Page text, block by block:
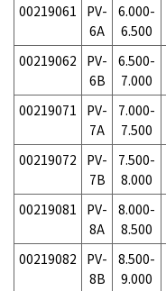
00219061
PV-
6A
6.000-
6.500
00219062
PV-
6B
6.500-
7.000
00219071
PV-
7A
7.000-
7.500
00219072
PV-
7B
7.500-
8.000
00219081
PV-
8A
8.000-
8.500
00219082
PV-
8B
8.500-
9.000